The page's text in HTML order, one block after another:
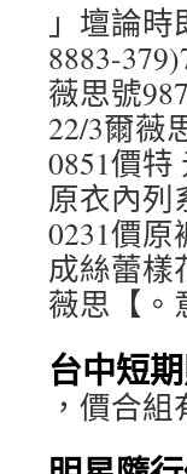
」壇論
8883-
薇思號
22/3爾薇
0851價特
原衣內列
0231價原
成絲蕾樣
薇思【。
台中短
，價合